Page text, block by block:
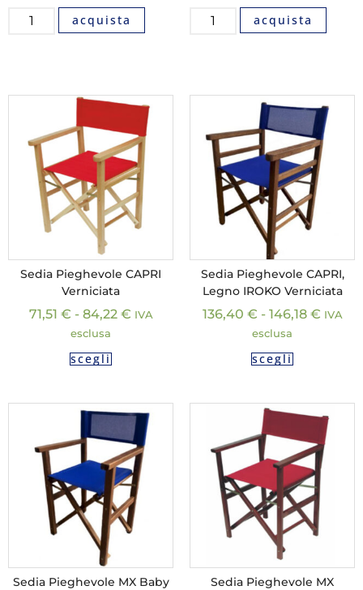
acquista acquista
Sedia Pieghevole CAPRI
Verniciata
71,51 € - 84,22 € IVA
esclusa
scegli
Sedia Pieghevole CAPRI,
Legno IROKO Verniciata
136,40 € - 146,18 € IVA
esclusa
scegli
Sedia Pieghevole MX Baby Sedia Pieghevole MX